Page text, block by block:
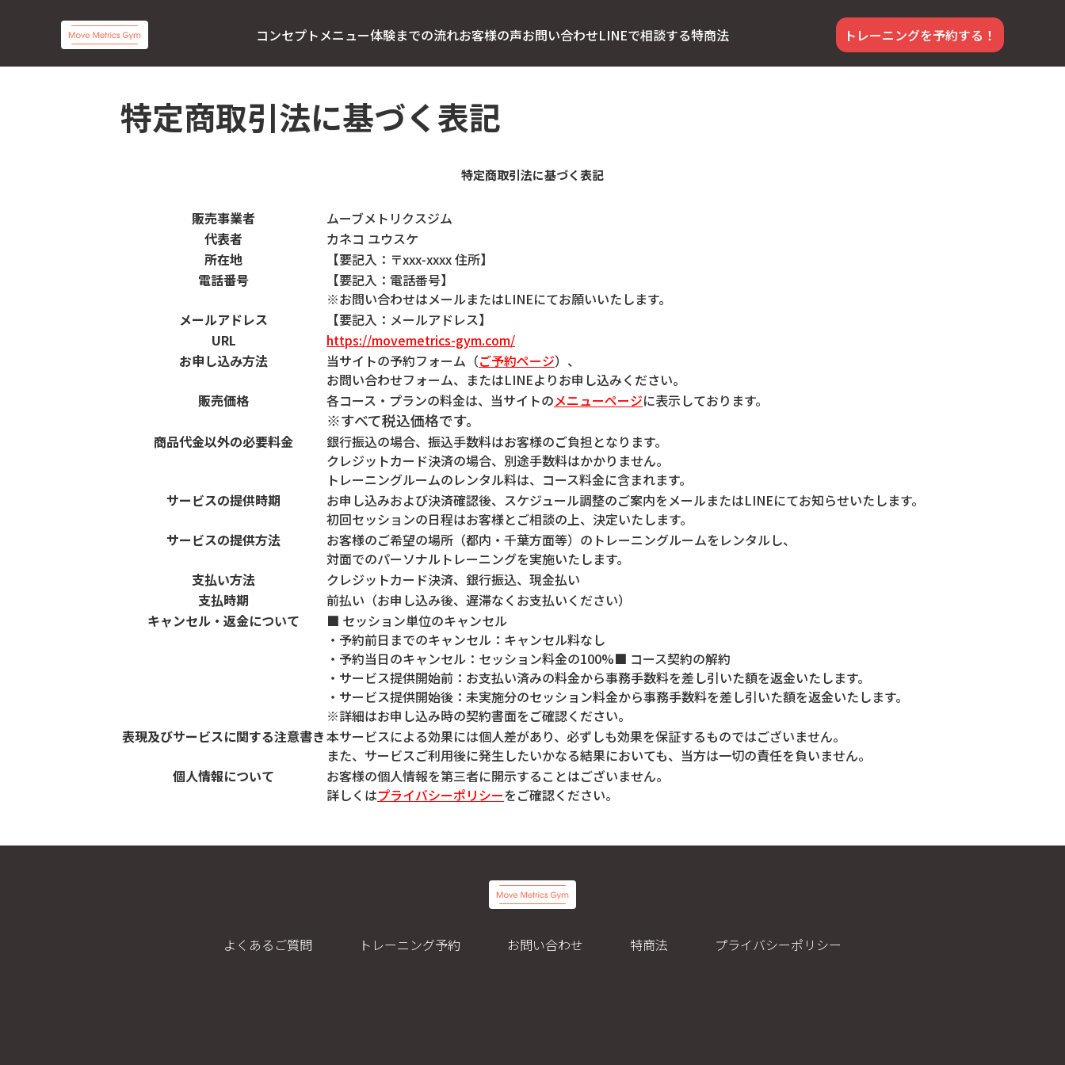
コンセプトメニュー体験までの流れお客様の声お問い合わせLINEで相談する特商法 トレーニングを予約する！
特定商取引法に基づく表記
特定商取引法に基づく表記
販売事業者
ムーブメトリクスジム
代表者
カネコ ユウスケ
所在地
【要記入：〒xxx-xxxx 住所】
電話番号
【要記入：電話番号】
※お問い合わせはメールまたはLINEにてお願いいたします。
メールアドレス
【要記入：メールアドレス】
URL
https://movemetrics-gym.com/
お申し込み方法
当サイトの予約フォーム（ご予約ページ）、
お問い合わせフォーム、またはLINEよりお申し込みください。
販売価格
各コース・プランの料金は、当サイトのメニューページに表示しております。
※すべて税込価格です。
商品代金以外の必要料金
銀行振込の場合、振込手数料はお客様のご負担となります。
クレジットカード決済の場合、別途手数料はかかりません。
トレーニングルームのレンタル料は、コース料金に含まれます。
サービスの提供時期
お申し込みおよび決済確認後、スケジュール調整のご案内をメールまたはLINEにてお知らせいたします。
初回セッションの日程はお客様とご相談の上、決定いたします。
サービスの提供方法
お客様のご希望の場所（都内・千葉方面等）のトレーニングルームをレンタルし、
対面でのパーソナルトレーニングを実施いたします。
支払い方法
クレジットカード決済、銀行振込、現金払い
支払時期
前払い（お申し込み後、遅滞なくお支払いください）
キャンセル・返金について
■ セッション単位のキャンセル
・予約前日までのキャンセル：キャンセル料なし
・予約当日のキャンセル：セッション料金の100%■ コース契約の解約
・サービス提供開始前：お支払い済みの料金から事務手数料を差し引いた額を返金いたします。
・サービス提供開始後：未実施分のセッション料金から事務手数料を差し引いた額を返金いたします。
※詳細はお申し込み時の契約書面をご確認ください。
表現及びサービスに関する注意書き本サービスによる効果には個人差があり、必ずしも効果を保証するものではございません。
また、サービスご利用後に発生したいかなる結果においても、当方は一切の責任を負いません。
個人情報について
お客様の個人情報を第三者に開示することはございません。
詳しくはプライバシーポリシーをご確認ください。
よくあるご質問 トレーニング予約 お問い合わせ 特商法 プライバシーポリシー